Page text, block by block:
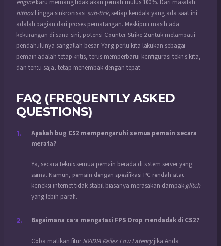
enginebaru memang tidak akan pernah mulus 100%. Dari masalah
hitboxhingga sinkronisasi sub-tick, setiap kendala yang ada saat ini
adalah bagian dari proses pematangan. Meskipun masih ada
kekurangan di sana-sini, potensi Counter-Strike 2 untuk melampaui
pendahulunya sangatlah besar. Yang perlu kita lakukan sebagai
pemain adalah tetap kritis, terus memperbarui konfigurasi teknis kita,
dan tentu saja, tetap menembak dengan tepat.
FAQ (FREQUENTLY ASKED
QUESTIONS)
Apakah bug CS2 mempengaruhi semua pemain secara
merata?
Ya, secara teknis semua pemain berada di sistem server yang
sama. Namun, pemain dengan spesifikasi PC rendah atau
koneksi internet tidak stabil biasanya merasakan dampakglitch
yang lebih parah.
Bagaimana cara mengatasi FPS Drop mendadak di CS2?
Coba matikan fiturNVIDIA Reflex Low Latencyjika Anda